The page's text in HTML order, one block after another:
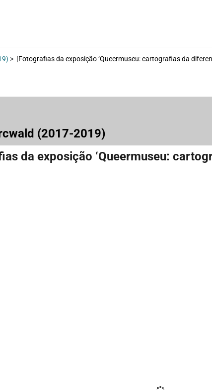
> [Fotografias da exposição ‘Queermuseu: cartografias da
(2017-2019)
da exposição ‘Queermuseu: